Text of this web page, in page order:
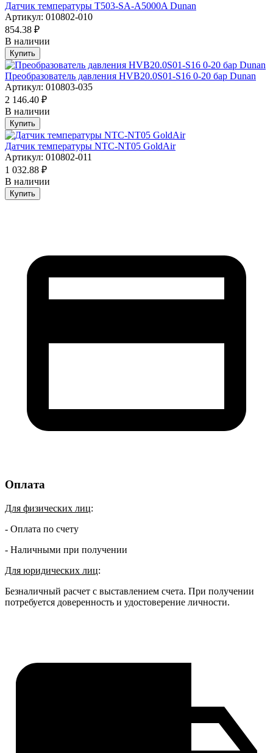
Датчик температуры T503-SA-A5000A Dunan
Артикул: 010802-010
854.38 ₽
В наличии
Купить
Преобразователь давления HVB20.0S01-S16 0-20 бар Dunan
Артикул: 010803-035
2 146.40 ₽
В наличии
Купить
Датчик температуры NTC-NT05 GoldAir
Артикул: 010802-011
1 032.88 ₽
В наличии
Купить
Оплата
Для физических лиц:
- Оплата по счету
- Наличными при получении
Для юридических лиц:
Безналичный расчет с выставлением счета. При получении
потребуется доверенность и удостоверение личности.